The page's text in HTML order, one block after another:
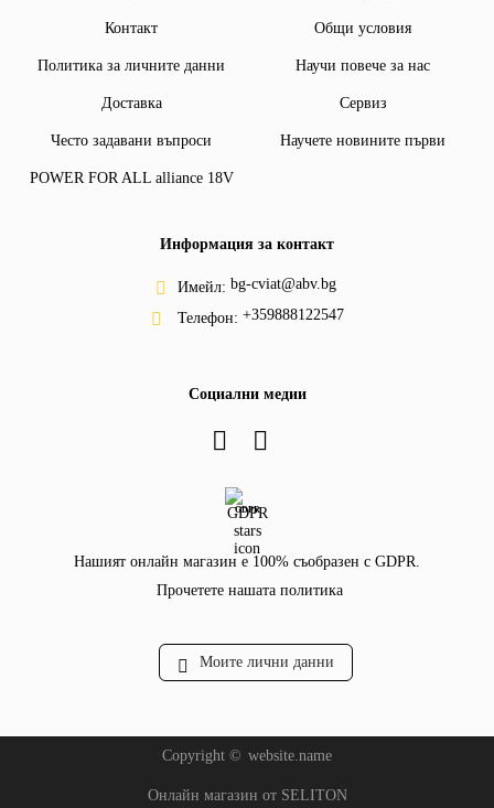
Контакт Общи условия
Политика за личните данни Научи повече за нас
Доставка Сервиз
Често задавани въпроси Научете новините първи
POWER FOR ALL alliance 18V
Информация за контакт
Имейл: bg-cviat@abv.bg
Телефон: +359888122547
Социални медии
GDPR
Нашият онлайн магазин е 100% съобразен с GDPR.
Прочетете нашата политика
Моите лични данни
Copyright © website.name
Онлайн магазин от SELITON